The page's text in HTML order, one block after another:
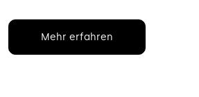
Mehr erfahren